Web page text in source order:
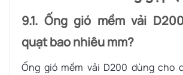
9.1. Ống gió mềm vải
quạt bao nhiêu mm?
Ống gió mềm vải D200 dùng cho